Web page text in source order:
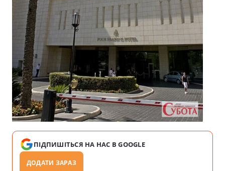
ПІДПИШІТЬСЯ НА НАС В GOOGLE
ДОДАТИ ЗАРАЗ